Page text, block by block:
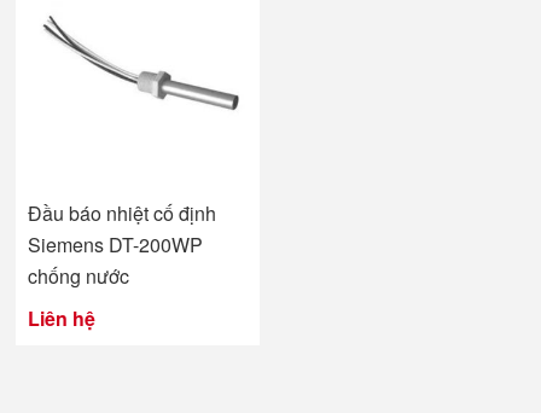
Đầu báo nhiệt cố định
Siemens DT-200WP
chống nước
Liên hệ